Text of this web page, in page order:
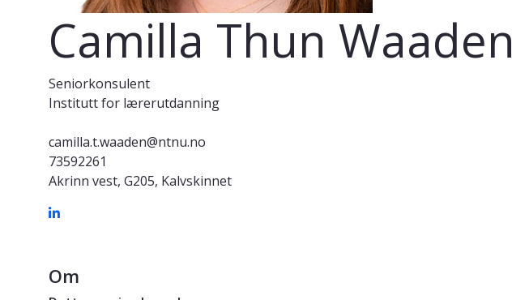
Camilla Thun Waaden
Seniorkonsulent
Institutt for lærerutdanning
camilla.t.waaden@ntnu.no
73592261
Akrinn vest, G205, Kalvskinnet
Om